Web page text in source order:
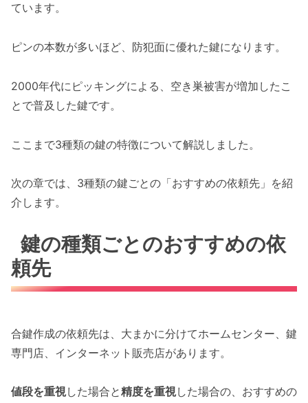
ています。
ピンの本数が多いほど、防犯面に優れた鍵になります。
2000年代にピッキングによる、空き巣被害が増加したこ
とで普及した鍵です。
ここまで3種類の鍵の特徴について解説しました。
次の章では、3種類の鍵ごとの「おすすめの依頼先」を紹
介します。
鍵の種類ごとのおすすめの依
頼先
合鍵作成の依頼先は、大まかに分けてホームセンター、鍵
専門店、インターネット販売店があります。
値段を重視した場合と精度を重視した場合の、おすすめの